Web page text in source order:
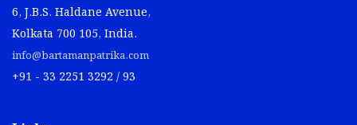
6, J.B.S. Haldane Avenue,
Kolkata 700 105, India.
info@bartamanpatrika.com
+91 - 33 2251 3292 / 93